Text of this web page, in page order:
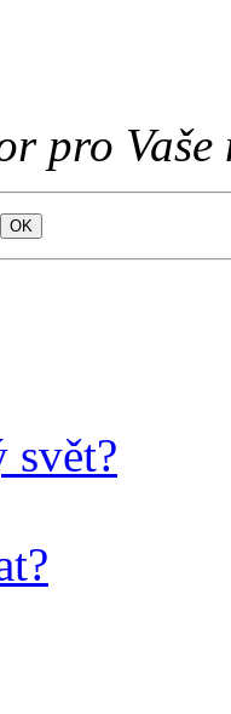
pro Vaše
svět?